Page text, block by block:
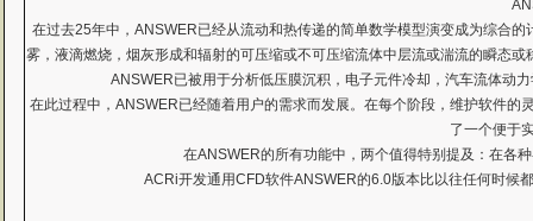
在过去25年中，ANSWER已经从流动和热传递的简单数学模型演变成为综合
雾，液滴燃烧，烟灰形成和辐射的可压缩或不可压缩流体中层流或湍流的瞬态
ANSWER已被用于分析低压膜沉积，电子元件冷却，汽车流体动
在此过程中，ANSWER已经随着用户的需求而发展。在每个阶段，维护软件
了一个便于
在ANSWER的所有功能中，两个值得特别提及：在各
ACRi开发通用CFD软件ANSWER的6.0版本比以往任何时候